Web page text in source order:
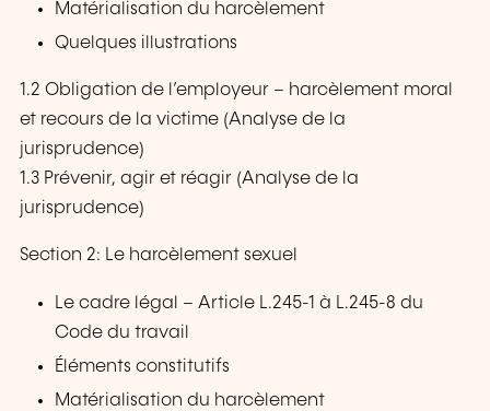
Matérialisation du harcèlement
Quelques illustrations
1.2 Obligation de l’employeur – harcèlement moral
et recours de la victime (Analyse de la
jurisprudence)
1.3 Prévenir, agir et réagir (Analyse de la
jurisprudence)
Section 2: Le harcèlement sexuel
Le cadre légal – Article L.245-1 à L.245-8 du
Code du travail
Éléments constitutifs
Matérialisation du harcèlement